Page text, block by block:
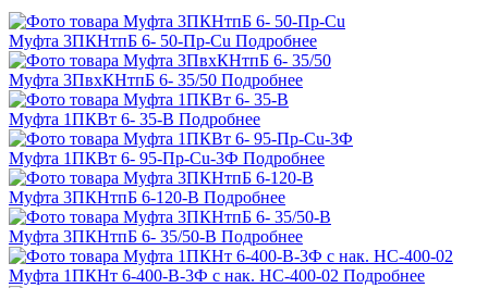
Муфта 3ПКНтпБ 6- 50-Пр-Cu Подробнее
Муфта 3ПвхКНтпБ 6- 35/50 Подробнее
Муфта 1ПКВт 6- 35-В Подробнее
Муфта 1ПКВт 6- 95-Пр-Cu-3Ф Подробнее
Муфта 3ПКНтпБ 6-120-В Подробнее
Муфта 3ПКНтпБ 6- 35/50-В Подробнее
Муфта 1ПКНт 6-400-В-3Ф с нак. НС-400-02 Подробнее